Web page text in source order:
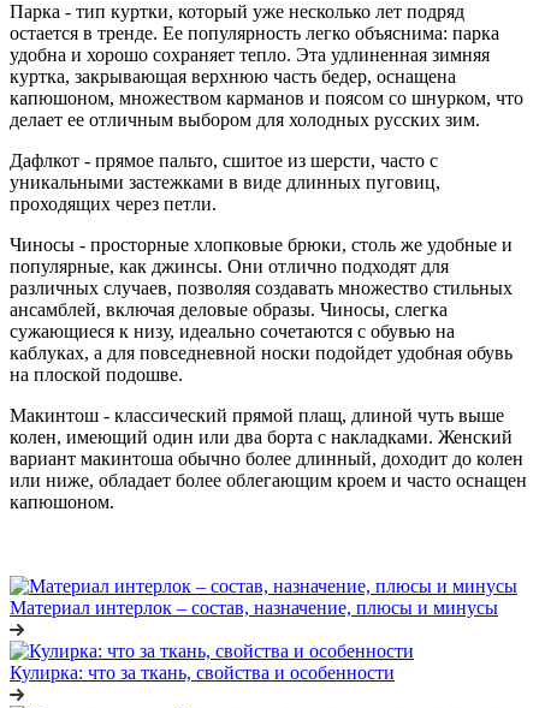
Парка - тип куртки, который уже несколько лет подряд
остается в тренде. Ее популярность легко объяснима: парка
удобна и хорошо сохраняет тепло. Эта удлиненная зимняя
куртка, закрывающая верхнюю часть бедер, оснащена
капюшоном, множеством карманов и поясом со шнурком, что
делает ее отличным выбором для холодных русских зим.
Дафлкот - прямое пальто, сшитое из шерсти, часто с
уникальными застежками в виде длинных пуговиц,
проходящих через петли.
Чиносы - просторные хлопковые брюки, столь же удобные и
популярные, как джинсы. Они отлично подходят для
различных случаев, позволяя создавать множество стильных
ансамблей, включая деловые образы. Чиносы, слегка
сужающиеся к низу, идеально сочетаются с обувью на
каблуках, а для повседневной носки подойдет удобная обувь
на плоской подошве.
Макинтош - классический прямой плащ, длиной чуть выше
колен, имеющий один или два борта с накладками. Женский
вариант макинтоша обычно более длинный, доходит до колен
или ниже, обладает более облегающим кроем и часто оснащен
капюшоном.
Материал интерлок – состав, назначение, плюсы и минусы
Кулирка: что за ткань, свойства и особенности